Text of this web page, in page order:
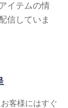
イテムの情
信していま
客様にはすぐ